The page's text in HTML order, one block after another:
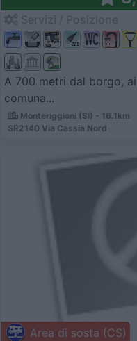
A 700 metri dal borgo,
comuna...
Monteriggioni (SI) - 16.1km
SR2140 Via Cassia Nord
Area di sosta (CS)